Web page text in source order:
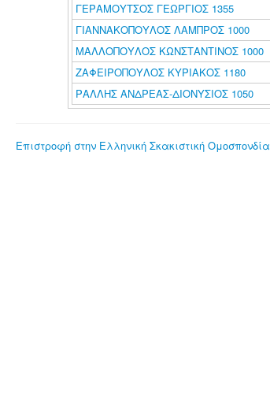
ΓΕΡΑΜΟΥΤΣΟΣ ΓΕΩΡΓΙΟΣ 1355
ΓΙΑΝΝΑΚΟΠΟΥΛΟΣ ΛΑΜΠΡΟΣ 1000
ΜΑΛΛΟΠΟΥΛΟΣ ΚΩΝΣΤΑΝΤΙΝΟΣ 1000
ΖΑΦΕΙΡΟΠΟΥΛΟΣ ΚΥΡΙΑΚΟΣ 1180
ΡΑΛΛΗΣ ΑΝΔΡΕΑΣ-ΔΙΟΝΥΣΙΟΣ 1050
Επιστροφή στην Ελληνική Σκακιστική Ομοσπονδία